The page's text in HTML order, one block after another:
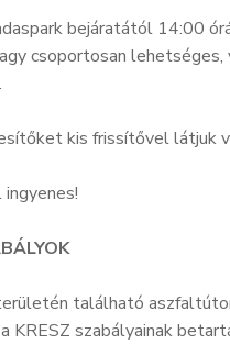
bejáratától 14:00
csoportosan lehetséges,
kis frissítővel látjuk
található
KRESZ szabályainak